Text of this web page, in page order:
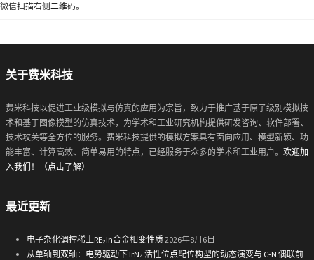
微信扫描右侧二维码。
关于费米科技
费米科技以促进工业级模拟与仿真的应用为宗旨，致力于推广基于原子级别模拟技
术和基于图像模型的仿真技术，为学术和工业研究机构提供研发咨询、软件部署、
技术攻关等全方位的服务。费米科技提供的模拟方案具有面向应用、模型新颖、功
能丰富、计算高效、简单易用的特点，已经服务于众多的学术和工业用户。 欢迎加
入我们！（点击了解）
最近更新
电子杂化调控稀土RE₂In合金相变性质2026年8月6日
从单轴到双轴：电势驱动下 IrN₄ 活性位点配位构型的动态演变与 C-N 偶联前